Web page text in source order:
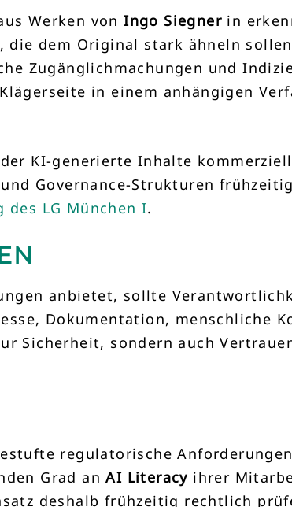
Werken vonIngo Siegner in
, die dem Original stark ähneln
Zugänglichmachungen und
in einem anhängigen
KI-generierte Inhalte
Governance-Strukturen
LG München I.
anbietet, sollte
Dokumentation, menschliche
Sicherheit, sondern auch
regulatorische
Grad anAI Literacy ihrer
deshalb frühzeitig rechtlich